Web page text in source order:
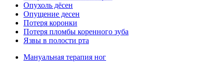
Опухоль дёсен
Опущение десен
Потеря коронки
Потеря пломбы коренного зуба
Язвы в полости рта
Мануальная терапия ног